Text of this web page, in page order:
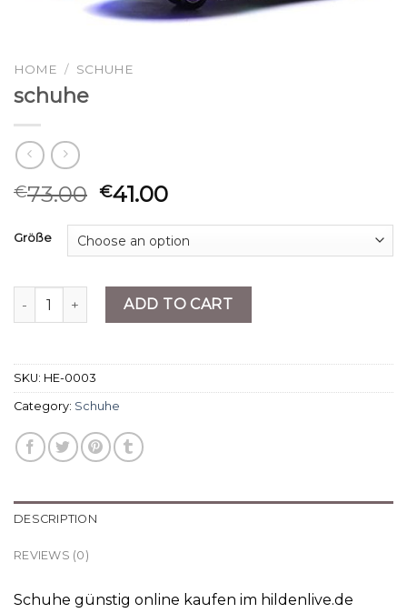
HOME / SCHUHE
schuhe
€73.00 €41.00
Größe
schuhe quantity ADD TO CART
SKU: HE-0003
Category: Schuhe
DESCRIPTION
REVIEWS (0)
Schuhe günstig online kaufen im hildenlive.de